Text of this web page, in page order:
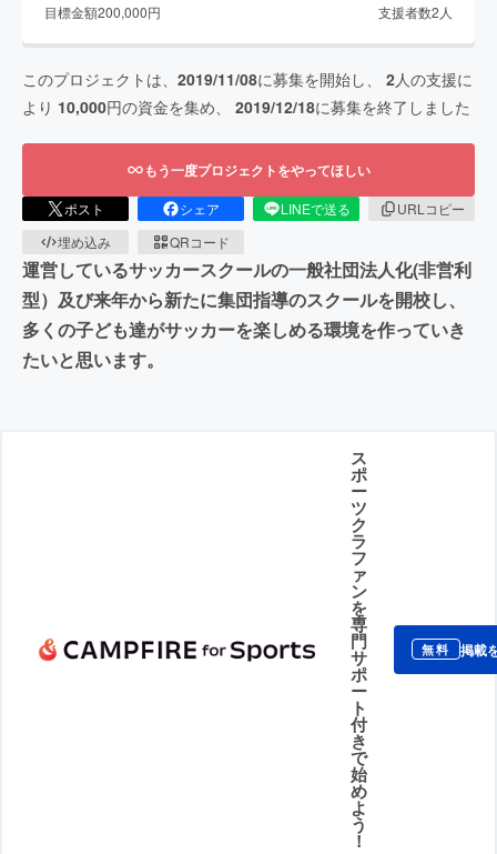
目標金額200,000円 支援者数2 人
このプロジェクトは、 2019/11/08に募集を開始し、 2人の支援に
より 10,000円の資金を集め、 2019/12/18に募集を終了しました
もう一度プロジェクトをやってほしい
ポスト シェア LINEで送る
URLコピー
埋め込み
QRコード
運営しているサッカースクールの一般社団法人化(非営利
型）及び来年から新たに集団指導のスクールを開校し、
多くの子ども達がサッカーを楽しめる環境を作っていき
たいと思います。
ス
ポ
ー
ツ
ク
ラ
フ
ァ
ン
を
専
門
サ
ポ
ー
ト
付
き
で
始
め
よ
う
！
無料 掲載